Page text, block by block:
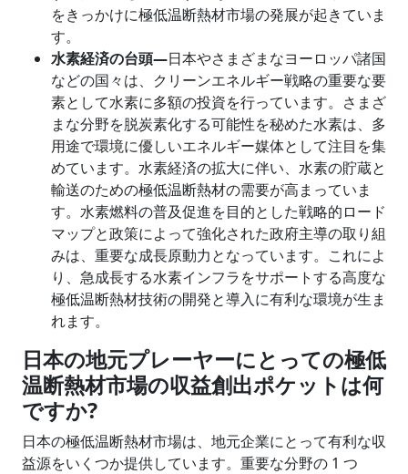
をきっかけに極低温断熱材市場の発展が起きていま
す。
水素経済の台頭―日本やさまざまなヨーロッパ諸国
などの国々は、クリーンエネルギー戦略の重要な要
素として水素に多額の投資を行っています。さまざ
まな分野を脱炭素化する可能性を秘めた水素は、多
用途で環境に優しいエネルギー媒体として注目を集
めています。水素経済の拡大に伴い、水素の貯蔵と
輸送のための極低温断熱材の需要が高まっていま
す。水素燃料の普及促進を目的とした戦略的ロード
マップと政策によって強化された政府主導の取り組
みは、重要な成長原動力となっています。これによ
り、急成長する水素インフラをサポートする高度な
極低温断熱材技術の開発と導入に有利な環境が生ま
れます。
日本の地元プレーヤーにとっての極低
温断熱材市場の収益創出ポケットは何
ですか?
日本の極低温断熱材市場は、地元企業にとって有利な収
益源をいくつか提供しています。重要な分野の 1 つ